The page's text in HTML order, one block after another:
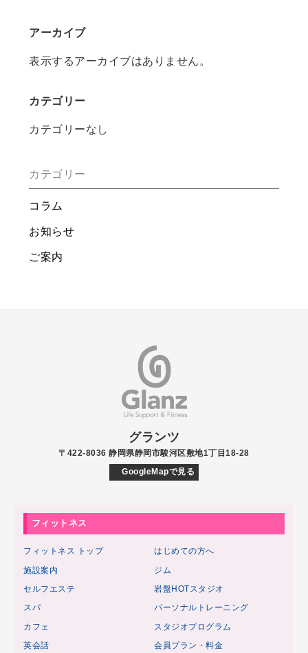
アーカイブ
表示するアーカイブはありません。
カテゴリー
カテゴリーなし
カテゴリー
コラム
お知らせ
ご案内
グランツ
〒422-8036 静岡県静岡市駿河区敷地1丁目18-28
GoogleMapで見る
フィットネス
フィットネス トップ はじめての方へ
施設案内 ジム
セルフエステ 岩盤HOTスタジオ
スパ パーソナルトレーニング
カフェ スタジオプログラム
英会話 会員プラン・料金